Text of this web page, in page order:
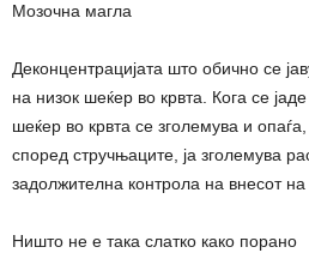
Мозочна магла
Деконцентрацијата што обично се
на низок шеќер во крвта. Кога се
шеќер во крвта се зголемува и
според стручњаците, ја зголемува
задолжителна контрола на внесот на
Ништо не е така слатко како порано